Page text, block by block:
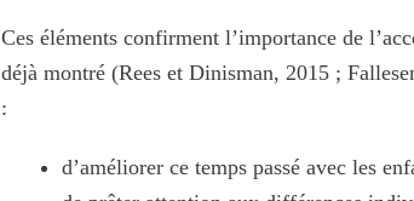
Ces éléments confirment l’importance de
déjà montré (Rees et Dinisman, 2015 ;
:
d’améliorer ce temps passé avec les